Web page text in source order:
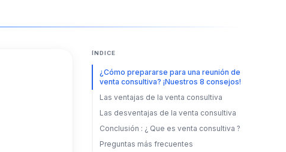
ÍNDICE
¿Cómo prepararse para una reunión de
venta consultiva? ¡Nuestros 8 consejos!
Las ventajas de la venta consultiva
Las desventajas de la venta consultiva
Conclusión : ¿ Que es venta consultiva ?
Preguntas más frecuentes